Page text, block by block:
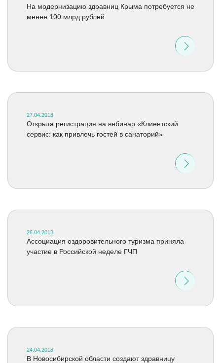
На модернизацию здравниц Крыма потребуется не
менее 100 млрд рублей
27.04.2018
Открыта регистрация на вебинар «Клиентский
сервис: как привлечь гостей в санаторий»
26.04.2018
Ассоциация оздоровительного туризма приняла
участие в Российской неделе ГЧП
24.04.2018
В Новосибирской области создают здравницу